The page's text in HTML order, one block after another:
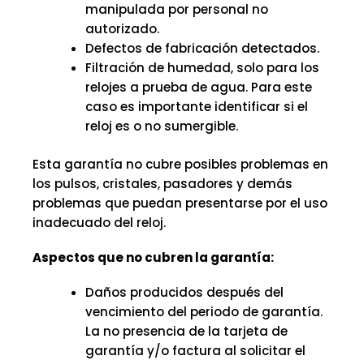
manipulada por personal no
autorizado.
Defectos de fabricación detectados.
Filtración de humedad, solo para los
relojes a prueba de agua. Para este
caso es importante identificar si el
reloj es o no sumergible.
Esta garantía no cubre posibles problemas en
los pulsos, cristales, pasadores y demás
problemas que puedan presentarse por el uso
inadecuado del reloj.
Aspectos que no cubren la garantía:
Daños producidos después del
vencimiento del periodo de garantía.
La no presencia de la tarjeta de
garantía y/o factura al solicitar el